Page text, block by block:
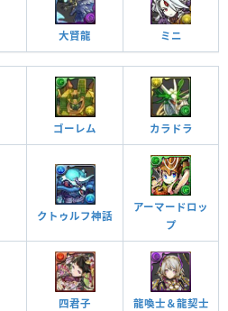
大賢龍 ミニ
ゴーレム カラドラ
クトゥルフ神話
アーマードロッ
プ
四君子 龍喚士＆龍契士